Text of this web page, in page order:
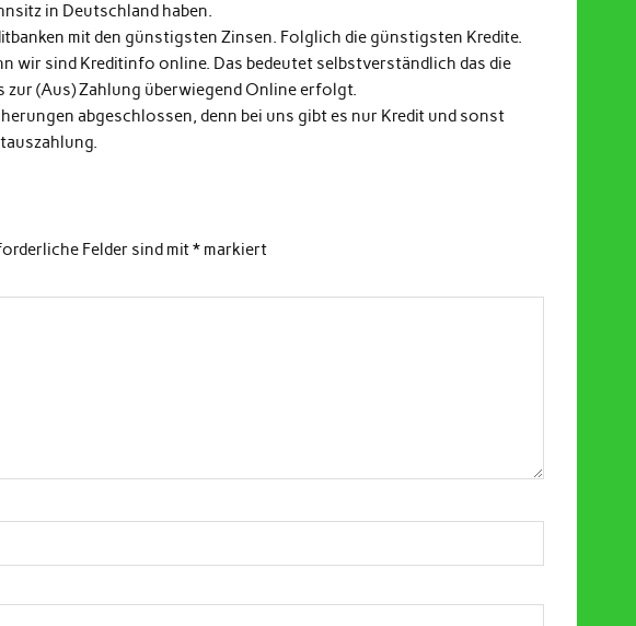
in Deutschland haben.
mit den günstigsten Zinsen. Folglich die günstigsten Kredite.
wir sind Kreditinfo online. Das bedeutet selbstverständlich das die
zur (Aus) Zahlung überwiegend Online erfolgt.
abgeschlossen, denn bei uns gibt es nur Kredit und sonst
Felder sind mit* markiert